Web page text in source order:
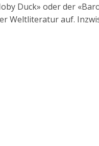
Duck» oder der
Weltliteratur auf.